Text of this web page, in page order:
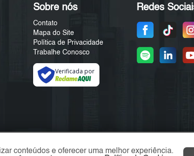
Sobre nós
Contato
Mapa do Site
Política de Privacidade
Trabalhe Conosco
Verificada por
Redes
conteúdos e oferecer uma melhor experiência.